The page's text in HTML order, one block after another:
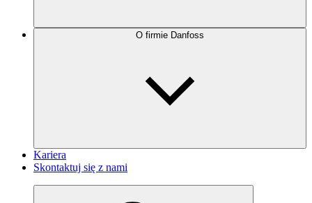
O firmie Danfoss
Kariera
Skontaktuj się z nami